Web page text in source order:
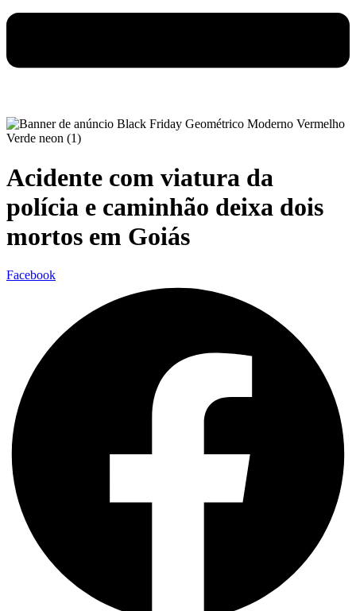
Acidente com viatura da
polícia e caminhão deixa dois
mortos em Goiás
Facebook